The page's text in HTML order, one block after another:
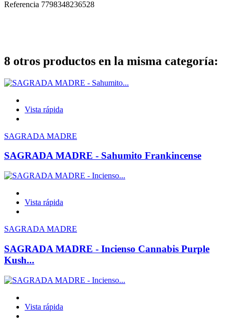
Referencia 7798348236528
8 otros productos en la misma categoría:
Vista rápida
SAGRADA MADRE
SAGRADA MADRE - Sahumito Frankincense
Vista rápida
SAGRADA MADRE
SAGRADA MADRE - Incienso Cannabis Purple
Kush...
Vista rápida